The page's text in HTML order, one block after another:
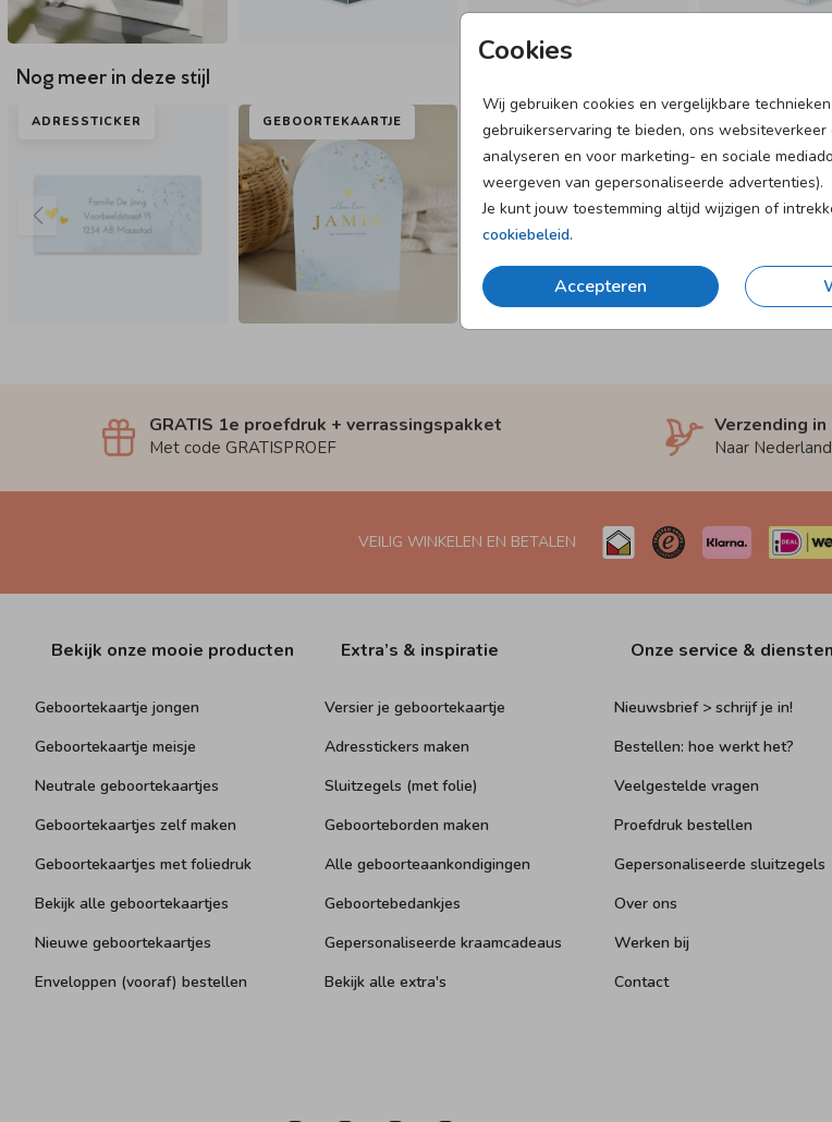
Cookies
Wij gebruiken cookies en vergelijkbare
gebruikerservaring te bieden, ons
analyseren en voor marketing- en sociale
weergeven van gepersonaliseerde advertenties).
Je kunt jouw toestemming altijd wijzigen of
cookiebeleid.
Accepteren
Nog meer in deze stijl
ADRESSTICKER GEBOORTEKAARTJE GEBOORTEKAARTJE
GRATIS 1e proefdruk + verrassingspakket
Met code GRATISPROEF
Verzending
Naar
VEILIG WINKELEN EN BETALEN
Bekijk onze mooie producten
Geboortekaartje jongen
Geboortekaartje meisje
Neutrale geboortekaartjes
Geboortekaartjes zelf maken
Geboortekaartjes met foliedruk
Bekijk alle geboortekaartjes
Nieuwe geboortekaartjes
Enveloppen (vooraf) bestellen
Extra’s & inspiratie
Versier je geboortekaartje
Adresstickers maken
Sluitzegels (met folie)
Geboorteborden maken
Alle geboorteaankondigingen
Geboortebedankjes
Gepersonaliseerde kraamcadeaus
Bekijk alle extra's
Onze service & diensten
Nieuwsbrief > schrijf je in!
Bestellen: hoe werkt het?
Veelgestelde vragen
Proefdruk bestellen
Gepersonaliseerde sluitzegels
Over ons
Werken bij
Contact